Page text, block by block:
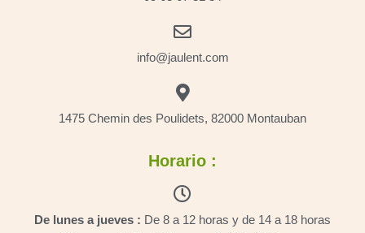
info@jaulent.com
1475 Chemin des Poulidets, 82000 Montauban
Horario :
De lunes a jueves : De 8 a 12 horas y de 14 a 18 horas